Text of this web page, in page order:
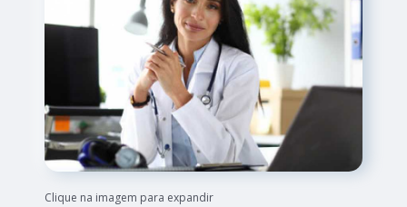
Clique na imagem para expandir